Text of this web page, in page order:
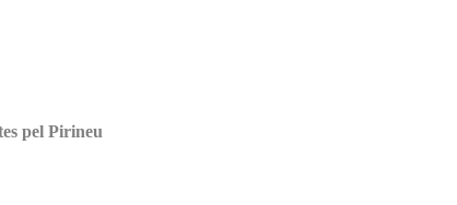
pel Pirineu